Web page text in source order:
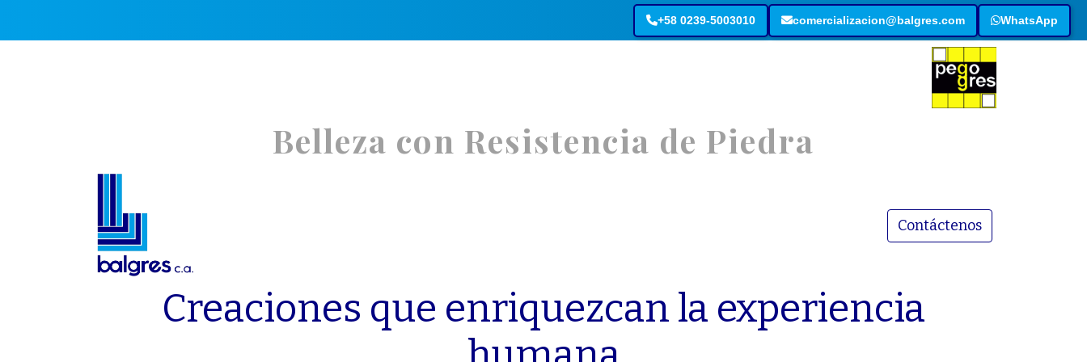
+58 0239-5003010 comercializacion@balgres.com WhatsApp
Belleza con Resistencia de Piedra
Contáctenos
Creaciones que enriquezcan la experiencia